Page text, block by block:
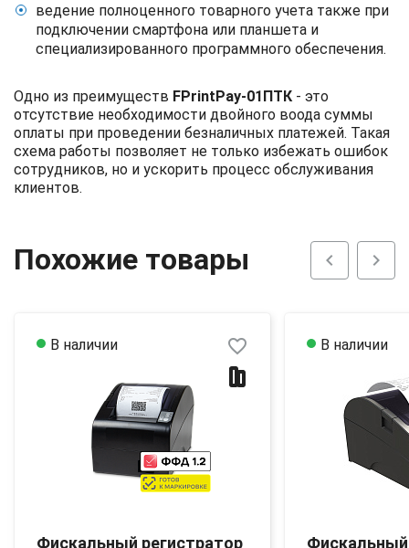
ведение полноценного товарного учета также при
подключении смартфона или планшета и
специализированного программного обеспечения.
Одно из преимуществ FPrintPay-01ПТК - это
отсутствие необходимости двойного воода суммы
оплаты при проведении безналичных платежей. Такая
схема работы позволяет не только избежать ошибок
сотрудников, но и ускорить процесс обслуживания
клиентов.
Похожие товары chevron_left chevron_right
Фискальный регистратор
favorite_border
В наличии
Фискальный
В наличии